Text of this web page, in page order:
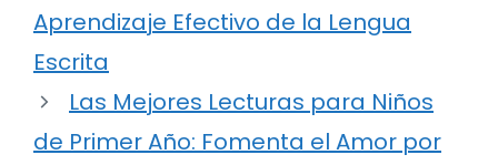
Aprendizaje Efectivo de la Lengua
Escrita
Las Mejores Lecturas para Niños
de Primer Año: Fomenta el Amor por